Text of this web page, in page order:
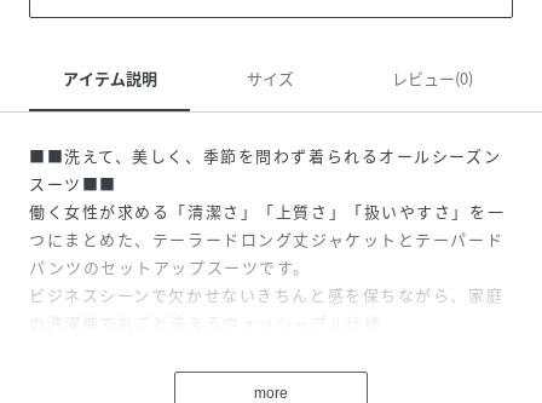
アイテム説明 サイズ レビュー(0)
■■洗えて、美しく、季節を問わず着られるオールシーズン
スーツ■■
働く女性が求める「清潔さ」「上質さ」「扱いやすさ」を一
つにまとめた、テーラードロング丈ジャケットとテーパード
パンツのセットアップスーツです。
ビジネスシーンで欠かせないきちんと感を保ちながら、家庭
の洗濯機で丸ごと洗えるウォッシャブル仕様。
で整った印象をキープできます。
more